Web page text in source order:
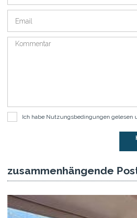
Ich habe Nutzungsbedingungen gelesen
zusammenhängende